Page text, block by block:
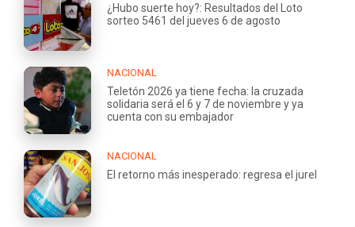
¿Hubo suerte hoy?: Resultados del Loto
sorteo 5461 del jueves 6 de agosto
NACIONAL
Teletón 2026 ya tiene fecha: la cruzada
solidaria será el 6 y 7 de noviembre y ya
cuenta con su embajador
NACIONAL
El retorno más inesperado: regresa el jurel